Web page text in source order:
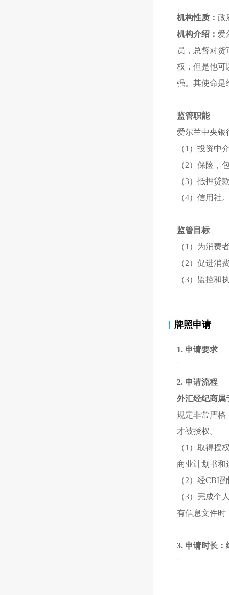
机构性质： 政
机构介绍： 爱
员，总督对
权，但是他可
强。其使命是
监管职能
爱尔兰中央银
（1）投资中
（2）保险，
（3）抵押贷
（4）信用社
监管目标
（1）为消费
（2）促进消
（3）监控和
牌照申请
1. 申请要求
2. 申请流程
外汇经纪商属
规定非常严格
才被授权。
（1）取得授
商业计划书和
（2）经CBI
（3）完成个
有信息文件时
3. 申请时长：